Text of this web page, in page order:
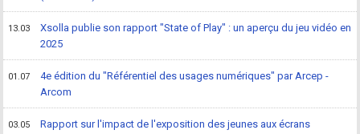
13.03
Xsolla publie son rapport "State of Play" : un aperçu du jeu vidéo en
2025
01.07
4e édition du "Référentiel des usages numériques" par Arcep -
Arcom
03.05 Rapport sur l'impact de l'exposition des jeunes aux écrans